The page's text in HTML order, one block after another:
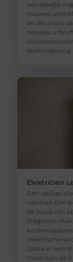
een beetje
nieuwe
en de chaos
nieuws: u
duizenden
leefomgeving
Elektricien
Een veilige
vakman Een
de basis van
Dagelijks
elektrische
Zodra er een
meer aan de